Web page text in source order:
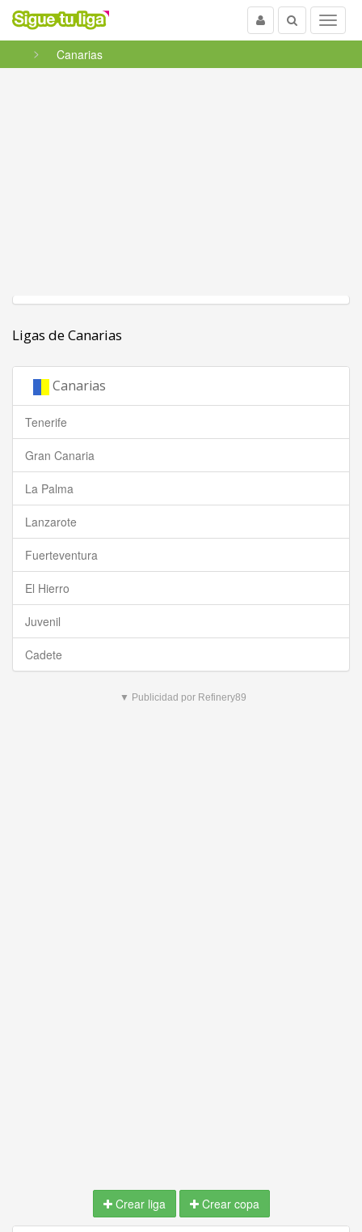
Menu
Buscar
Usuario
Canarias
Ligas de Canarias
Canarias
Tenerife
Gran Canaria
Canaria
La Palma
Palma
Lanzarote
Fuerteventura
El Hierro
Hierro
Juvenil
Cadete
▼ Publicidad por Refinery89
Crear liga Crear copa